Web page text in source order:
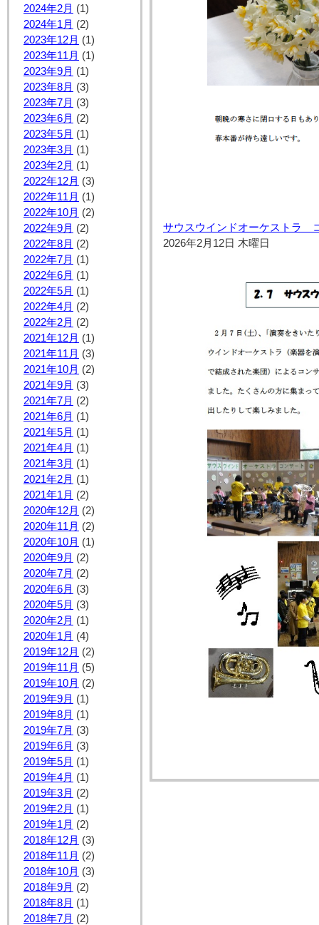
2024年2月 (1)
2024年1月 (2)
2023年12月 (1)
2023年11月 (1)
2023年9月 (1)
2023年8月 (3)
2023年7月 (3)
2023年6月 (2)
2023年5月 (1)
2023年3月 (1)
2023年2月 (1)
2022年12月 (3)
2022年11月 (1)
2022年10月 (2)
2022年9月 (2)
2022年8月 (2)
2022年7月 (1)
2022年6月 (1)
2022年5月 (1)
2022年4月 (2)
2022年2月 (2)
2021年12月 (1)
2021年11月 (3)
2021年10月 (2)
2021年9月 (3)
2021年7月 (2)
2021年6月 (1)
2021年5月 (1)
2021年4月 (1)
2021年3月 (1)
2021年2月 (1)
2021年1月 (2)
2020年12月 (2)
2020年11月 (2)
2020年10月 (1)
2020年9月 (2)
2020年7月 (2)
2020年6月 (3)
2020年5月 (3)
2020年2月 (1)
2020年1月 (4)
2019年12月 (2)
2019年11月 (5)
2019年10月 (2)
2019年9月 (1)
2019年8月 (1)
2019年7月 (3)
2019年6月 (3)
2019年5月 (1)
2019年4月 (1)
2019年3月 (2)
2019年2月 (1)
2019年1月 (2)
2018年12月 (3)
2018年11月 (2)
2018年10月 (3)
2018年9月 (2)
2018年8月 (1)
2018年7月 (2)
サウスウインドオーケストラ
2026年2月12日 木曜日